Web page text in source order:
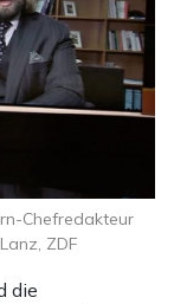
die
Chefredakteur
ZDF